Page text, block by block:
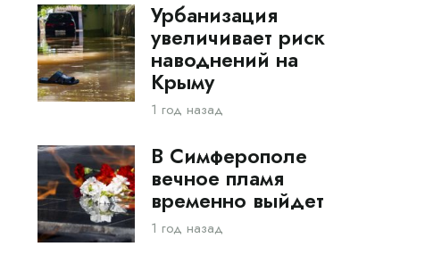
Урбанизация
увеличивает риск
наводнений на
Крыму
1 год назад
В Симферополе
вечное пламя
временно выйдет
1 год назад